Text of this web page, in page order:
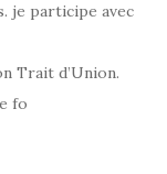
je participe avec
Trait d’Union.
fo